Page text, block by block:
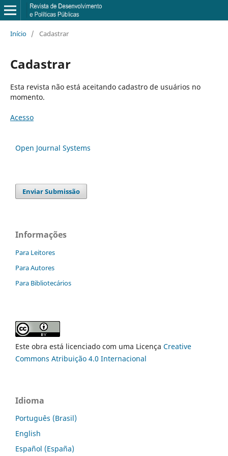
Início / Cadastrar
Cadastrar
Esta revista não está aceitando cadastro de usuários no
momento.
Acesso
Open Journal Systems
Enviar Submissão
Informações
Para Leitores
Para Autores
Para Bibliotecários
Este obra está licenciado com uma Licença Creative
Commons Atribuição 4.0 Internacional
Idioma
Português (Brasil)
English
Español (España)